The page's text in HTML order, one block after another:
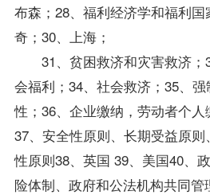
布森；28、福利经济学和福利
奇；30、上海；
31、贫困救济和灾害救济；
会福利；34、社会救济；35、
性；36、企业缴纳，劳动者个人
37、安全性原则、长期受益原
性原则38、英国 39、美国40、
险体制、政府和公法机构共同